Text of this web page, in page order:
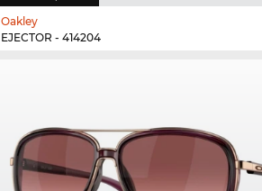
Oakley
EJECTOR - 414204